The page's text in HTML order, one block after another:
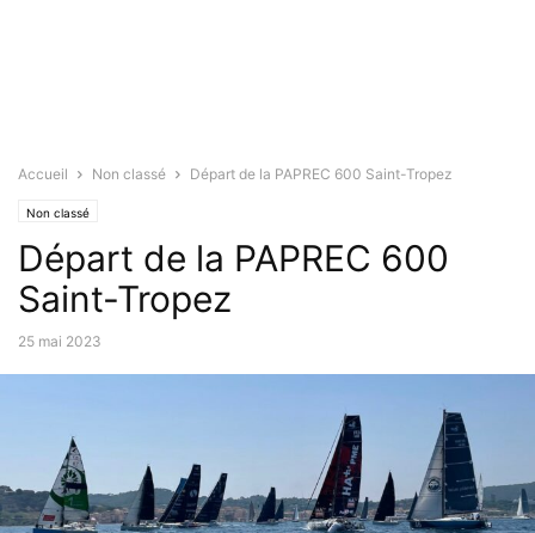
Accueil Non classé Départ de la PAPREC 600 Saint-Tropez
Non classé
Départ de la PAPREC 600
Saint-Tropez
25 mai 2023